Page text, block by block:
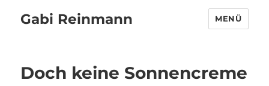
Gabi Reinmann MENÜ
Doch keine Sonnencreme